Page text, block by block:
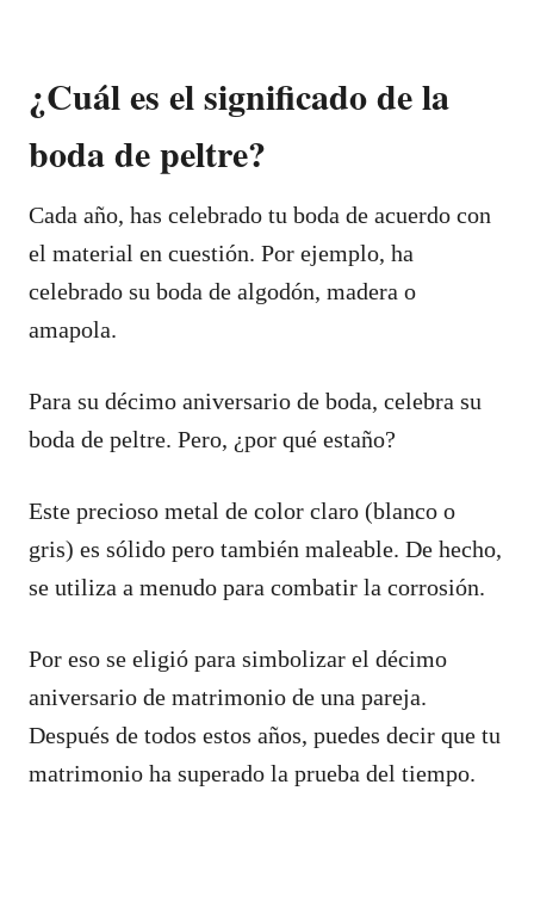
¿Cuál es el significado de la
boda de peltre?
Cada año, has celebrado tu boda de acuerdo con
el material en cuestión. Por ejemplo, ha
celebrado su boda de algodón, madera o
amapola.
Para su décimo aniversario de boda, celebra su
boda de peltre. Pero, ¿por qué estaño?
Este precioso metal de color claro (blanco o
gris) es sólido pero también maleable. De hecho,
se utiliza a menudo para combatir la corrosión.
Por eso se eligió para simbolizar el décimo
aniversario de matrimonio de una pareja.
Después de todos estos años, puedes decir que tu
matrimonio ha superado la prueba del tiempo.